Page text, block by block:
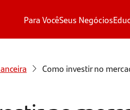
Para VocêSeus Negócios
Como investir no